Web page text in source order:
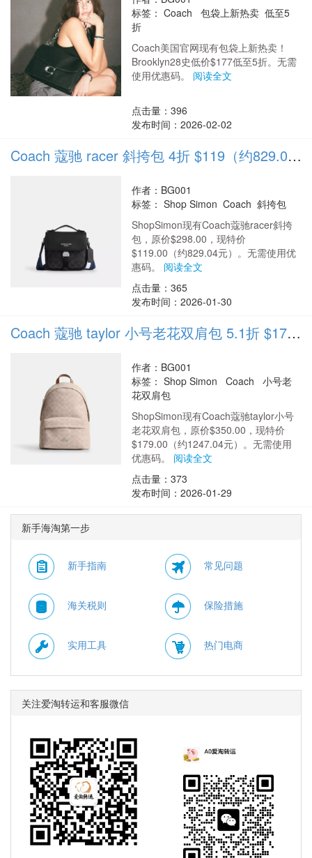
标签：Coach 包袋上新热卖 低至5
折
Coach美国官网现有包袋上新热卖！
Brooklyn28史低价$177低至5折。无需
使用优惠码。 阅读全文
点击量：396
发布时间：2026-02-02
Coach 蔻驰 racer 斜挎包 4折 $119（约829.04元）
作者：BG001
标签：Shop Simon Coach 斜挎包
ShopSimon现有Coach蔻驰racer斜挎
包，原价$298.00，现特价
$119.00（约829.04元）。无需使用优
惠码。 阅读全文
点击量：365
发布时间：2026-01-30
Coach 蔻驰 taylor 小号老花双肩包 5.1折 $179（约1247.04元）
作者：BG001
标签：Shop Simon Coach 小号老
花双肩包
ShopSimon现有Coach蔻驰taylor小号
老花双肩包，原价$350.00，现特价
$179.00（约1247.04元）。无需使用
优惠码。 阅读全文
点击量：373
发布时间：2026-01-29
新手海淘第一步
新手指南 常见问题
海关税则 保险措施
实用工具 热门电商
关注爱淘转运和客服微信